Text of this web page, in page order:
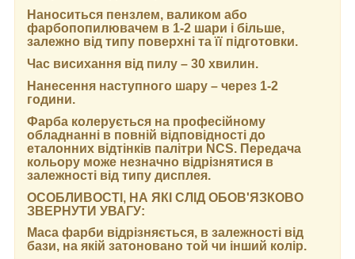
Наноситься пензлем, валиком або
фарбопопилювачем в 1-2 шари і більше,
залежно від типу поверхні та її підготовки.
Час висихання від пилу – 30 хвилин.
Нанесення наступного шару – через 1-2
години.
Фарба колерується на професійному
обладнанні в повній відповідності до
еталонних відтінків палітри NCS. Передача
кольору може незначно відрізнятися в
залежності від типу дисплея.
ОСОБЛИВОСТІ, НА ЯКІ СЛІД ОБОВ'ЯЗКОВО
ЗВЕРНУТИ УВАГУ:
Маса фарби відрізняється, в залежності від
бази, на якій затоновано той чи інший колір.